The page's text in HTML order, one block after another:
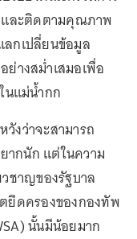
งและติดตามคุณภาพ
ลกเปลี่ยนข้อมูล
างสม่ำเสมอเพื่อ
แม่น้ำกก
งว่าจะสามารถ
ากนัก แต่ในความ
ชาญของรัฐบาล
ตยึดครองของกองทัพ
นั้นมีน้อยมาก